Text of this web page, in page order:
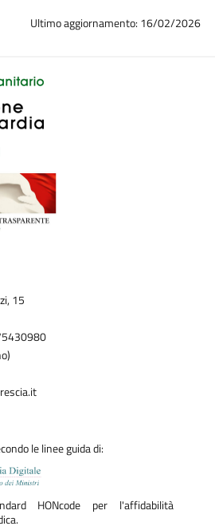
Ultimo aggiornamento: 16/02/2026
15
le linee guida di:
HONcode per l'affidabilità